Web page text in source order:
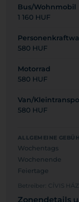
Bus/Wohnmobil
1 160 HUF
580 HUF
Motorrad
580 HUF
Van/
580 HUF
ALLGEMEINE
Wochentags
Wochenende
Feiertage
Betreiber: CÍVIS
Zonendetails